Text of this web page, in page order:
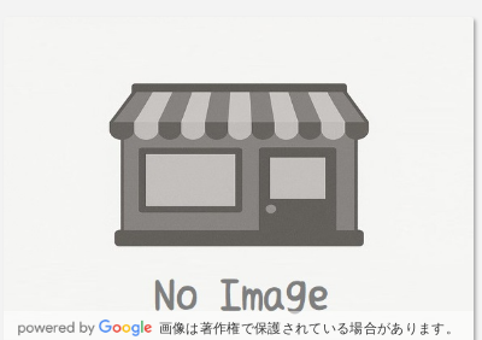
画像は著作権で保護されている場合があります。